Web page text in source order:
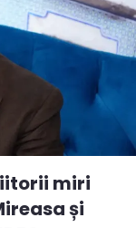
miri
și